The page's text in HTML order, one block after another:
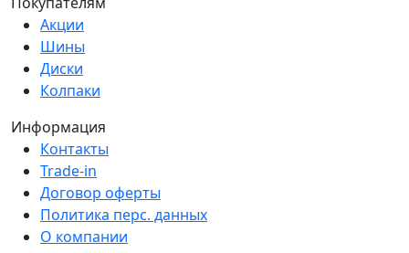
Акции
Шины
Диски
Колпаки
Информация
Контакты
Trade-in
Договор оферты
Политика перс. данных
О компании